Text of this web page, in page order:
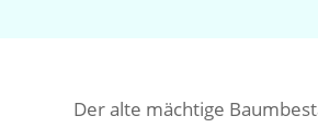
Der alte mächtige